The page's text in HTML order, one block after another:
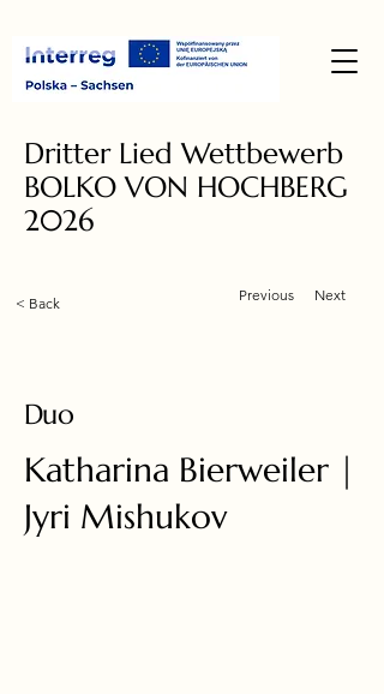
Dritter Lied Wettbewerb
BOLKO VON HOCHBERG
2026
< Back Previous Next
Duo
Katharina Bierweiler |
Jyri Mishukov